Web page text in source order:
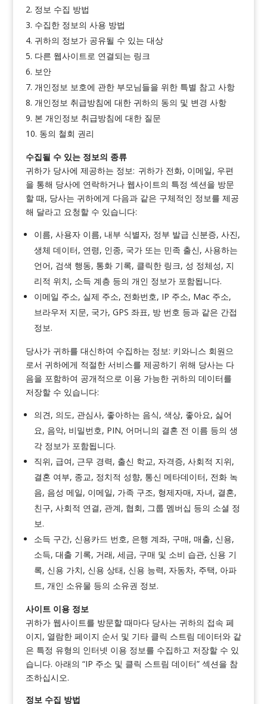
정보 수집 방법
수집한 정보의 사용 방법
귀하의 정보가 공유될 수 있는 대상
다른 웹사이트로 연결되는 링크
보안
개인정보 보호에 관한 부모님들을 위한 특별 참고 사항
개인정보 취급방침에 대한 귀하의 동의 및 변경 사항
본 개인정보 취급방침에 대한 질문
동의 철회 권리
수집될 수 있는 정보의 종류
귀하가 당사에 제공하는 정보: 귀하가 전화, 이메일, 우편
을 통해 당사에 연락하거나 웹사이트의 특정 섹션을 방문
할 때, 당사는 귀하에게 다음과 같은 구체적인 정보를 제공
해 달라고 요청할 수 있습니다:
이름, 사용자 이름, 내부 식별자, 정부 발급 신분증, 사진,
생체 데이터, 연령, 인종, 국가 또는 민족 출신, 사용하는
언어, 검색 행동, 통화 기록, 클릭한 링크, 성 정체성, 지
리적 위치, 소득 계층 등의 개인 정보가 포함됩니다.
이메일 주소, 실제 주소, 전화번호, IP 주소, Mac 주소,
브라우저 지문, 국가, GPS 좌표, 방 번호 등과 같은 간접
정보.
당사가 귀하를 대신하여 수집하는 정보: 키와니스 회원으
로서 귀하에게 적절한 서비스를 제공하기 위해 당사는 다
음을 포함하여 공개적으로 이용 가능한 귀하의 데이터를
저장할 수 있습니다:
의견, 의도, 관심사, 좋아하는 음식, 색상, 좋아요, 싫어
요, 음악, 비밀번호, PIN, 어머니의 결혼 전 이름 등의 생
각 정보가 포함됩니다.
직위, 급여, 근무 경력, 출신 학교, 자격증, 사회적 지위,
결혼 여부, 종교, 정치적 성향, 통신 메타데이터, 전화 녹
음, 음성 메일, 이메일, 가족 구조, 형제자매, 자녀, 결혼,
친구, 사회적 연결, 관계, 협회, 그룹 멤버십 등의 소셜 정
보.
소득 구간, 신용카드 번호, 은행 계좌, 구매, 매출, 신용,
소득, 대출 기록, 거래, 세금, 구매 및 소비 습관, 신용 기
록, 신용 가치, 신용 상태, 신용 능력, 자동차, 주택, 아파
트, 개인 소유물 등의 소유권 정보.
사이트 이용 정보
귀하가 웹사이트를 방문할 때마다 당사는 귀하의 접속 페
이지, 열람한 페이지 순서 및 기타 클릭 스트림 데이터와 같
은 특정 유형의 인터넷 이용 정보를 수집하고 저장할 수 있
습니다. 아래의 “IP 주소 및 클릭 스트림 데이터” 섹션을 참
조하십시오.
정보 수집 방법